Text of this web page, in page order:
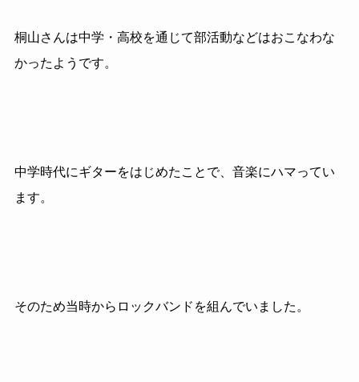
桐山さんは中学・高校を通じて部活動などはおこなわな
かったようです。
中学時代にギターをはじめたことで、音楽にハマってい
ます。
そのため当時からロックバンドを組んでいました。